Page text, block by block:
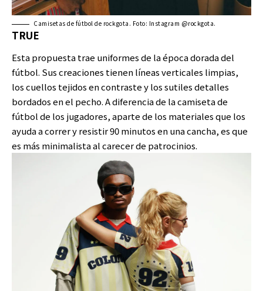
Camisetas de fútbol de rockgota. Foto: Instagram @rockgota.
TRUE
Esta propuesta trae uniformes de la época dorada del
fútbol. Sus creaciones tienen líneas verticales limpias,
los cuellos tejidos en contraste y los sutiles detalles
bordados en el pecho. A diferencia de la camiseta de
fútbol de los jugadores, aparte de los materiales que los
ayuda a correr y resistir 90 minutos en una cancha, es que
es más minimalista al carecer de patrocinios.